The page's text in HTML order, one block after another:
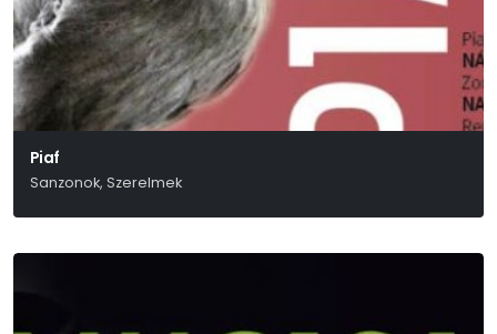
Piaf
Sanzonok, Szerelmek